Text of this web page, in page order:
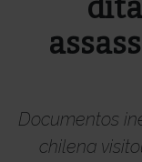
Documentos
chilena